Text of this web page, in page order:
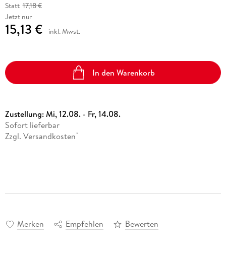
Statt 17,18 €
Jetzt nur
15,13 € inkl. Mwst.
In den Warenkorb
Zustellung:Mi, 12.08. - Fr, 14.08.
Sofort lieferbar
Zzgl. Versandkosten *
Merken Empfehlen Bewerten